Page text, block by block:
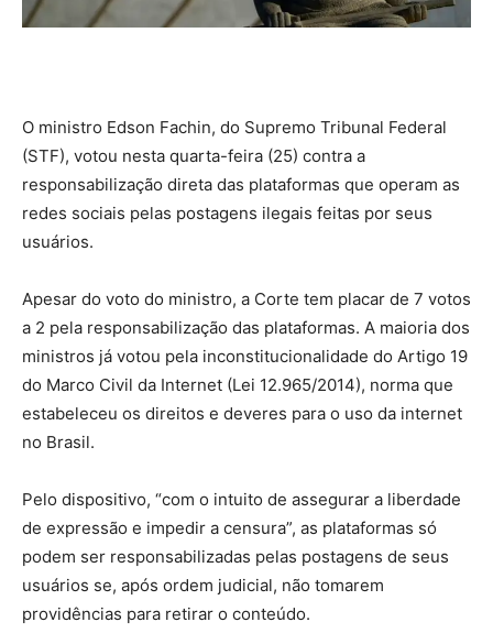
O ministro Edson Fachin, do Supremo Tribunal Federal
(STF), votou nesta quarta-feira (25) contra a
responsabilização direta das plataformas que operam as
redes sociais pelas postagens ilegais feitas por seus
usuários.
Apesar do voto do ministro, a Corte tem placar de 7 votos
a 2 pela responsabilização das plataformas. A maioria dos
ministros já votou pela inconstitucionalidade do Artigo 19
do Marco Civil da Internet (Lei 12.965/2014), norma que
estabeleceu os direitos e deveres para o uso da internet
no Brasil.
Pelo dispositivo, “com o intuito de assegurar a liberdade
de expressão e impedir a censura”, as plataformas só
podem ser responsabilizadas pelas postagens de seus
usuários se, após ordem judicial, não tomarem
providências para retirar o conteúdo.